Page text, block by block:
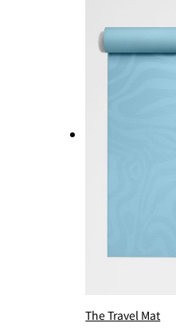
The Travel Mat